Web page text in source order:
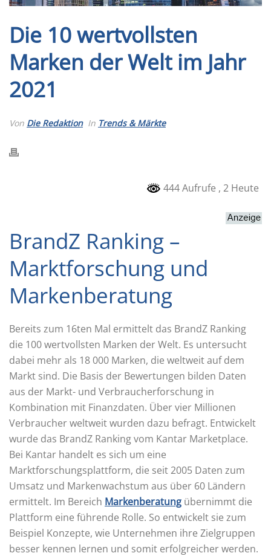
Die 10 wertvollsten
Marken der Welt im Jahr
2021
Von Die Redaktion In Trends & Märkte
444 Aufrufe , 2 Heute
BrandZ Ranking –
Marktforschung und
Markenberatung
Bereits zum 16ten Mal ermittelt das BrandZ Ranking
die 100 wertvollsten Marken der Welt. Es untersucht
dabei mehr als 18 000 Marken, die weltweit auf dem
Markt sind. Die Basis der Bewertungen bilden Daten
aus der Markt- und Verbraucherforschung in
Kombination mit Finanzdaten. Über vier Millionen
Verbraucher weltweit wurden dazu befragt. Entwickelt
wurde das BrandZ Ranking vom Kantar Marketplace.
Bei Kantar handelt es sich um eine
Marktforschungsplattform, die seit 2005 Daten zum
Umsatz und Markenwachstum aus über 60 Ländern
ermittelt. Im Bereich Markenberatung übernimmt die
Plattform eine führende Rolle. So entwickelt sie zum
Beispiel Konzepte, wie Unternehmen ihre Zielgruppen
besser kennen lernen und somit erfolgreicher werden.